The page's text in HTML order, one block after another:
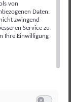
für echte
Das
30 Jahren
von
Daten.
zwingend
Service zu
Ihre Einwilligung